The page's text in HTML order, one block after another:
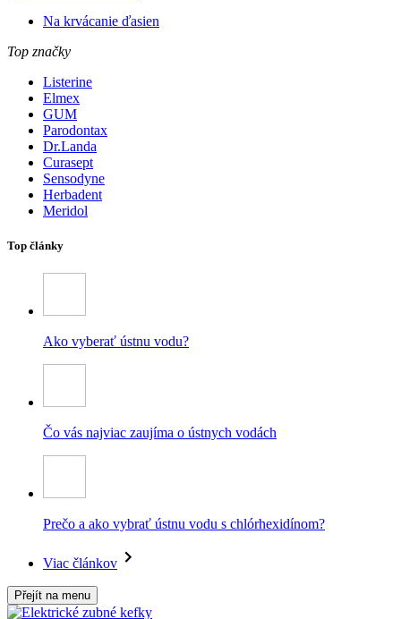
Na krvácanie ďasien
Top značky
Listerine
Elmex
GUM
Parodontax
Dr.Landa
Curasept
Sensodyne
Herbadent
Meridol
Top články
Ako vyberať ústnu vodu?
Čo vás najviac zaujíma o ústnych vodách
Prečo a ako vybrať ústnu vodu s chlórhexidínom?
Viac článkov
Přejít na menu